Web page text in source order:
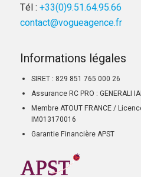
Tél : +33(0)9.51.64.95.66
contact@vogueagence.fr
Informations légales
SIRET : 829 851 765 000 26
Assurance RC PRO : GENERALI
Membre ATOUT FRANCE /
IM013170016
Garantie Financière APST